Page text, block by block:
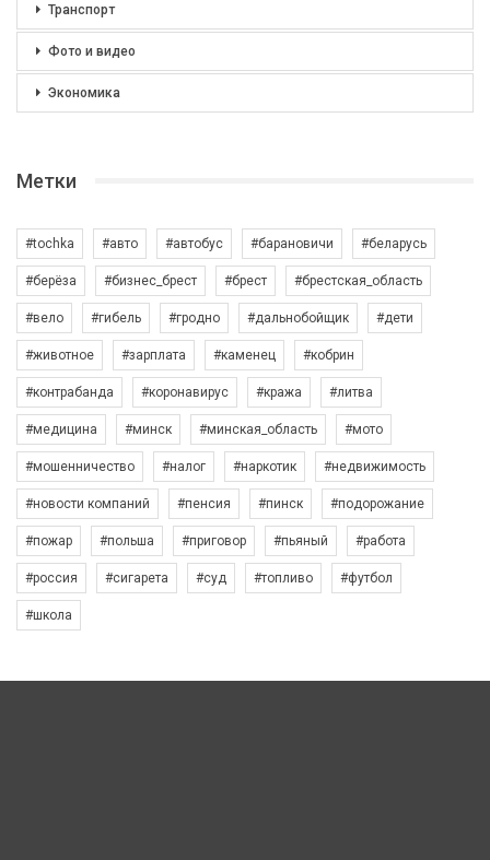
Транспорт
Фото и видео
Экономика
Метки
#tochka #авто #автобус #барановичи #беларусь
#берёза #бизнес_брест #брест #брестская_область
#вело #гибель #гродно #дальнобойщик #дети
#животное #зарплата #каменец #кобрин
#контрабанда #коронавирус #кража #литва
#медицина #минск #минская_область #мото
#мошенничество #налог #наркотик #недвижимость
#новости компаний #пенсия #пинск #подорожание
#пожар #польша #приговор #пьяный #работа
#россия #сигарета #суд #топливо #футбол
#школа